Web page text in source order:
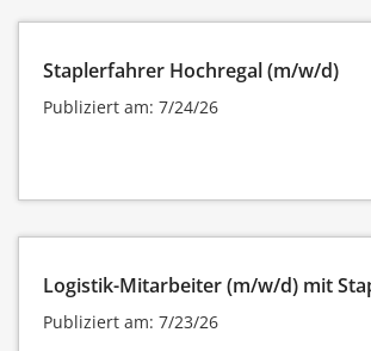
Staplerfahrer Hochregal (m/w/d)
Publiziert am: 7/24/26
Logistik-Mitarbeiter (m/w/d) mit
Publiziert am: 7/23/26